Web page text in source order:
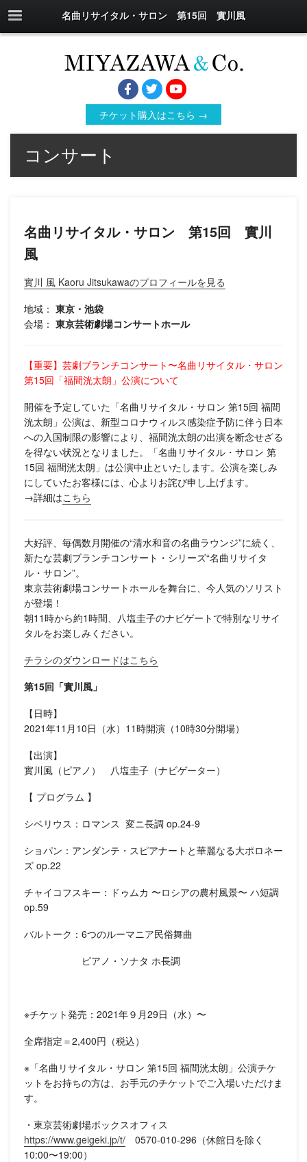
名曲リサイタル・サロン 第15回 實川風
チケット購入はこちら →
コンサート
名曲リサイタル・サロン 第15回 實川
風
實川 風 Kaoru Jitsukawaのプロフィールを見る
地域： 東京・池袋
会場： 東京芸術劇場コンサートホール
【重要】芸劇ブランチコンサート〜名曲リサイタル・サロン
第15回「福間洸太朗」 公演について
開催を予定していた「名曲リサイタル・サロン 第15回 福間
洸太朗」公演は、新型コロナウィルス感染症予防に伴う日本
への入国制限の影響により、福間洸太朗の出演を断念せざる
を得ない状況となりました。「名曲リサイタル・サロン 第
15回 福間洸太朗」は公演中止といたします。公演を楽しみ
にしていたお客様には、心よりお詫び申し上げます。
→詳細はこちら
大好評、毎偶数月開催の“清水和音の名曲ラウンジ”に続く、
新たな芸劇ブランチコンサート・シリーズ“名曲リサイタ
ル・サロン”。
東京芸術劇場コンサートホールを舞台に、今人気のソリスト
が登場！
朝11時から約1時間、八塩圭子のナビゲートで特別なリサイ
タルをお楽しみください。
チラシのダウンロードはこちら
第15回「實川風」
【日時】
2021年11月10日（水）11時開演（10時30分開場）
【出演】
實川風（ピアノ） 八塩圭子（ナビゲーター）
【 プログラム 】
シベリウス：ロマンス 変ニ長調 op.24-9
ショパン：アンダンテ・スピアナートと華麗なる大ポロネー
ズ op.22
チャイコフスキー：ドゥムカ 〜ロシアの農村風景〜 ハ短調
op.59
バルトーク：6つのルーマニア民俗舞曲
ピアノ・ソナタ ホ長調
※チケット発売：2021年９月29日（水）〜
全席指定＝2,400円（税込）
※「名曲リサイタル・サロン 第15回 福間洸太朗」公演チケ
ットをお持ちの方は、お手元のチケットでご入場いただけま
す。
・東京芸術劇場ボックスオフィス
https://www.geigeki.jp/t/ 0570-010-296（休館日を除く
10:00〜19:00）